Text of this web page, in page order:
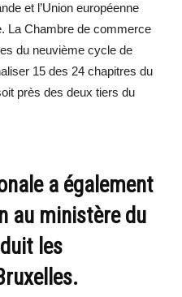
et l’Union européenne
La Chambre de commerce
du neuvième cycle de
15 des 24 chapitres du
près des deux tiers du
a également
au ministère du
les